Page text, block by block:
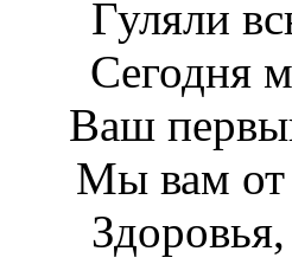
Гуляли
Сегодня
Ваш
Мы вам